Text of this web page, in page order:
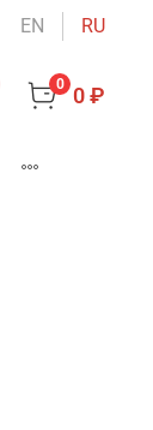
EN RU
0 0 ₽